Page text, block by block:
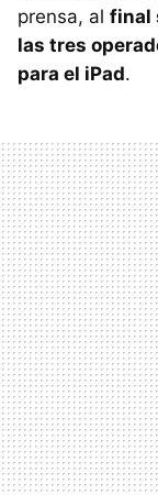
prensa, al final
las tres
para el iPad.